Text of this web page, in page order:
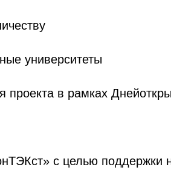
университеты
проекта в рамках
с целью поддержки